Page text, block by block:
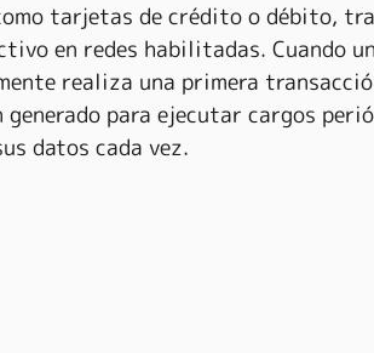
tarjetas de crédito o débito,
en redes habilitadas. Cuando
realiza una primera
para ejecutar cargos
datos cada vez.